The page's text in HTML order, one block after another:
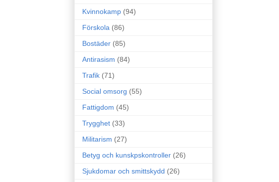
Kvinnokamp (94)
Förskola (86)
Bostäder (85)
Antirasism (84)
Trafik (71)
Social omsorg (55)
Fattigdom (45)
Trygghet (33)
Militarism (27)
Betyg och kunskpskontroller (26)
Sjukdomar och smittskydd (26)